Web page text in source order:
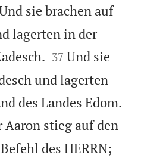
sie brachen auf
lagerten in der


37 Und sie
und lagerten
des Landes Edom.
Aaron stieg auf den
des HERRN;